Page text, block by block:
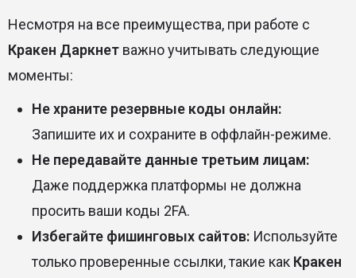
Несмотря на все преимущества, при работе с
Кракен Даркнет важно учитывать следующие
моменты:
Не храните резервные коды онлайн:
Запишите их и сохраните в оффлайн-режиме.
Не передавайте данные третьим лицам:
Даже поддержка платформы не должна
просить ваши коды 2FA.
Избегайте фишинговых сайтов: Используйте
только проверенные ссылки, такие как Кракен